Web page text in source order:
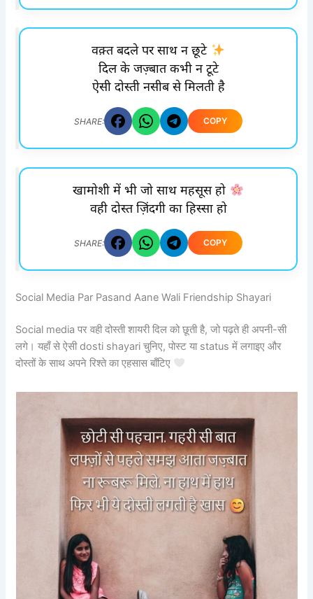
वक़्त बदले पर साथ न छूटे
दिल के जज़्बात कभी न टूटे
ऐसी दोस्ती नसीब से मिलती है
SHARE: COPY
खामोशी में भी जो साथ महसूस हो
वही दोस्त ज़िंदगी का हिस्सा हो
SHARE: COPY
Social Media Par Pasand Aane Wali Friendship Shayari
Social media पर वही दोस्ती शायरी दिल को छूती है, जो पढ़ते ही अपनी-सी
लगे। यहाँ से ऐसी dosti shayari चुनिए, पोस्ट या status में लगाइए और
दोस्तों के साथ अपने रिश्ते का एहसास बाँटिए